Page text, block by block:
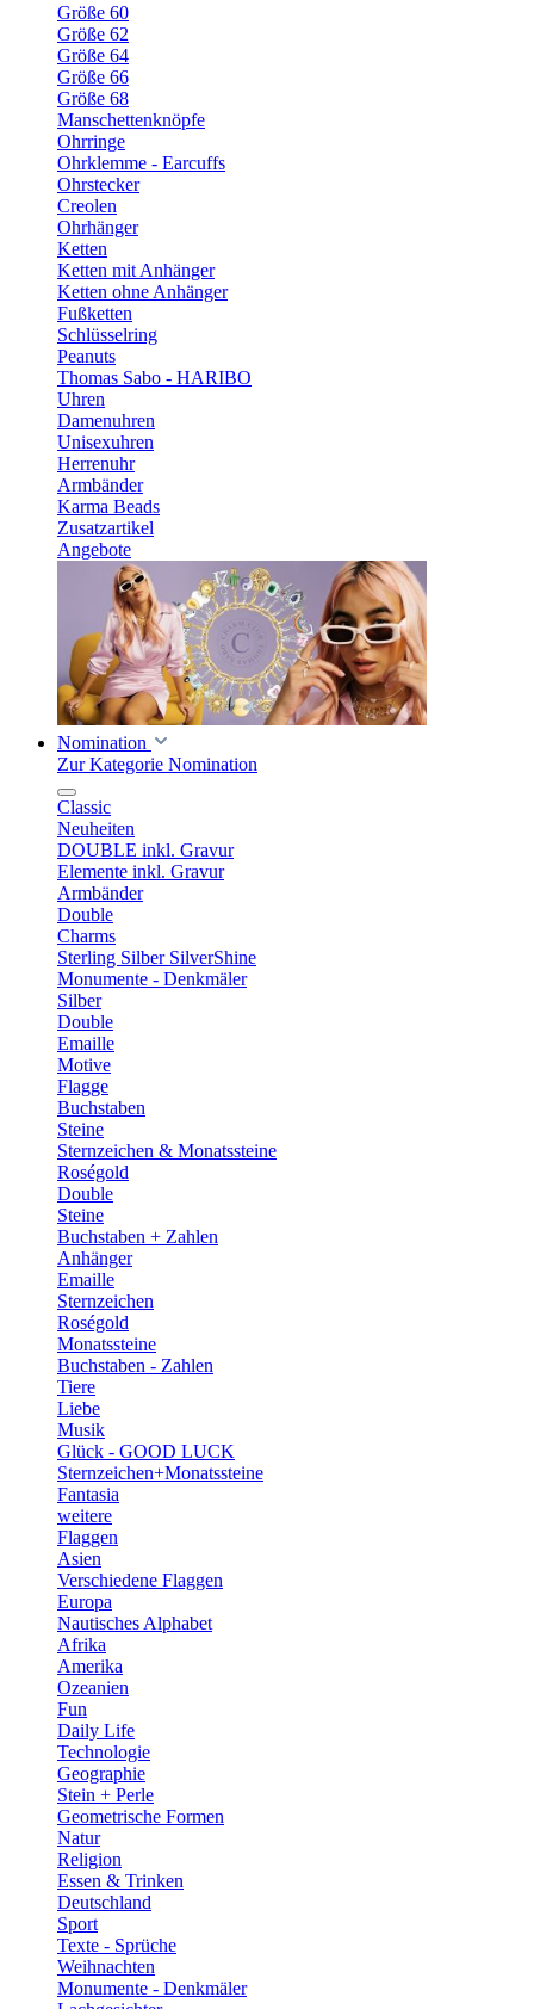
Größe 60
Größe 62
Größe 64
Größe 66
Größe 68
Manschettenknöpfe
Ohrringe
Ohrklemme - Earcuffs
Ohrstecker
Creolen
Ohrhänger
Ketten
Ketten mit Anhänger
Ketten ohne Anhänger
Fußketten
Schlüsselring
Peanuts
Thomas Sabo - HARIBO
Uhren
Damenuhren
Unisexuhren
Herrenuhr
Armbänder
Karma Beads
Zusatzartikel
Angebote
Nomination
Zur Kategorie Nomination
Classic
Neuheiten
DOUBLE inkl. Gravur
Elemente inkl. Gravur
Armbänder
Double
Charms
Sterling Silber SilverShine
Monumente - Denkmäler
Silber
Double
Emaille
Motive
Flagge
Buchstaben
Steine
Sternzeichen & Monatssteine
Roségold
Double
Steine
Buchstaben + Zahlen
Anhänger
Emaille
Sternzeichen
Roségold
Monatssteine
Buchstaben - Zahlen
Tiere
Liebe
Musik
Glück - GOOD LUCK
Sternzeichen+Monatssteine
Fantasia
weitere
Flaggen
Asien
Verschiedene Flaggen
Europa
Nautisches Alphabet
Afrika
Amerika
Ozeanien
Fun
Daily Life
Technologie
Geographie
Stein + Perle
Geometrische Formen
Natur
Religion
Essen & Trinken
Deutschland
Sport
Texte - Sprüche
Weihnachten
Monumente - Denkmäler